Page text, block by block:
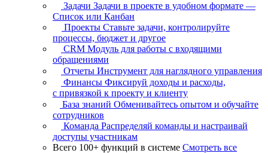
Задачи Задачи в проекте в удобном формате —
Список или Канбан
Проекты Ставьте задачи, контролируйте
процессы, бюджет и другое
CRM Модуль для работы с входящими
обращениями
Отчеты Инструмент для наглядного управления
Финансы Фиксируй доходы и расходы,
с привязкой к проекту и клиенту
База знаний Обменивайтесь опытом и обучайте
сотрудников
Команда Распределяй команды и настраивай
доступы участникам
Всего 100+ функций в системе Смотреть все